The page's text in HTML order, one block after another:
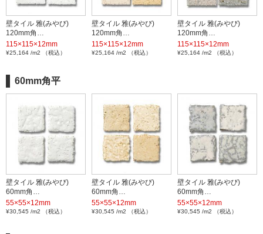
壁タイル 雅(みやび)
120mm角…
115×115×12mm
¥25,164 /m2 （税込）
壁タイル 雅(みやび)
120mm角…
115×115×12mm
¥25,164 /m2 （税込）
壁タイル 雅(みやび)
120mm角…
115×115×12mm
¥25,164 /m2 （税込）
60mm角平
壁タイル 雅(みやび)
60mm角…
55×55×12mm
¥30,545 /m2 （税込）
壁タイル 雅(みやび)
60mm角…
55×55×12mm
¥30,545 /m2 （税込）
壁タイル 雅(みやび)
60mm角…
55×55×12mm
¥30,545 /m2 （税込）